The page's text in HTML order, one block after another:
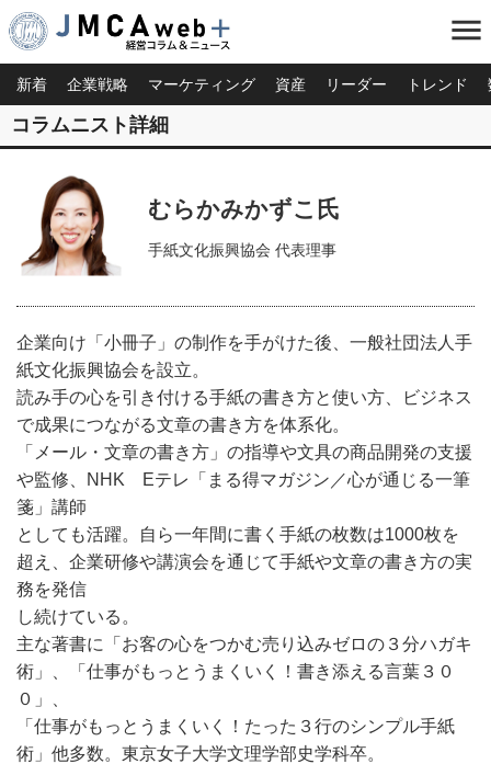
menu
新着 企業戦略 マーケティング 資産 リーダー トレンド
コラムニスト詳細
むらかみかずこ氏
手紙文化振興協会 代表理事
企業向け「小冊子」の制作を手がけた後、一般社団法人手
紙文化振興協会を設立。
読み手の心を引き付ける手紙の書き方と使い方、ビジネス
で成果につながる文章の書き方を体系化。
「メール・文章の書き方」の指導や文具の商品開発の支援
や監修、NHK Eテレ「まる得マガジン／心が通じる一筆
箋」講師
としても活躍。自ら一年間に書く手紙の枚数は1000枚を
超え、企業研修や講演会を通じて手紙や文章の書き方の実
務を発信
し続けている。
主な著書に「お客の心をつかむ売り込みゼロの３分ハガキ
術」、「仕事がもっとうまくいく！書き添える言葉３０
０」、
「仕事がもっとうまくいく！たった３行のシンプル手紙
術」他多数。東京女子大学文理学部史学科卒。